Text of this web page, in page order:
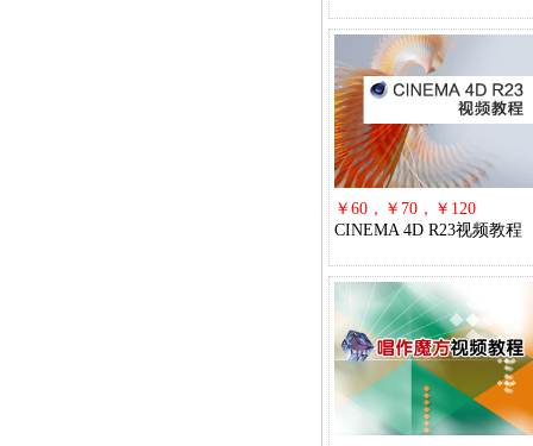
￥60，￥70，￥120
CINEMA 4D R23视频教程